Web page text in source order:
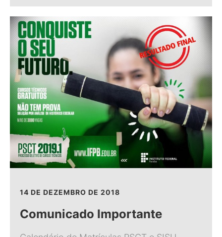
14 DE DEZEMBRO DE 2018
Comunicado Importante